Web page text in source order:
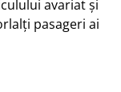
avariat și
pasageri ai